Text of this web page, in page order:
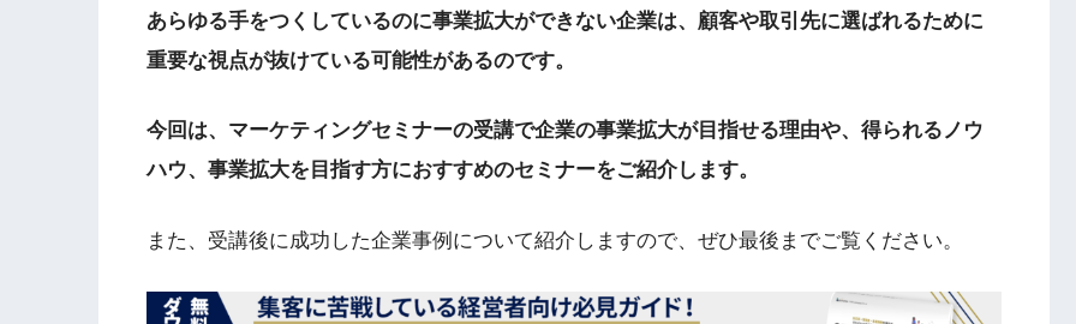
あらゆる手をつくしているのに事業拡大ができない企業は、顧客や取引先に選ばれるために
重要な視点が抜けている可能性があるのです。
今回は、マーケティングセミナーの受講で企業の事業拡大が目指せる理由や、得られるノウ
ハウ、事業拡大を目指す方におすすめのセミナーをご紹介します。
また、受講後に成功した企業事例について紹介しますので、ぜひ最後までご覧ください。